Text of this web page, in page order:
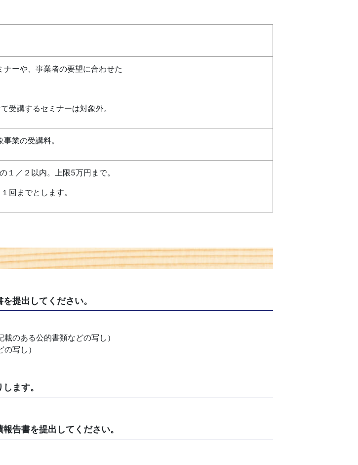
ーや、事業者の要望に合わせた
受講するセミナーは対象外。
業の受講料。
１／２以内。上限5万円まで。
回までとします。
提出してください。
のある公的書類などの写し）
写し）
ます。
告書を提出してください。